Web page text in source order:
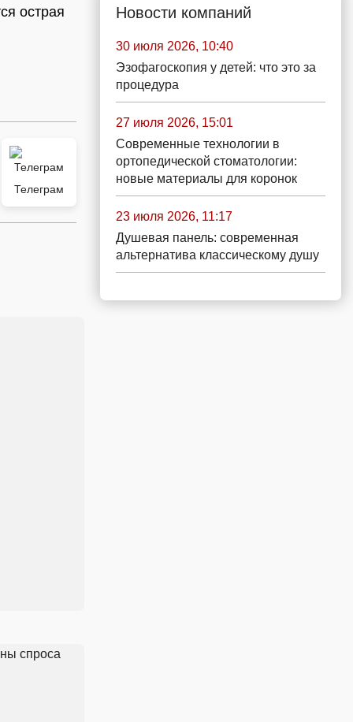
острая
Телеграм
Новости компаний
30 июля 2026, 10:40
Эзофагоскопия у детей: что это за
процедура
27 июля 2026, 15:01
Современные технологии в
ортопедической стоматологии:
новые материалы для коронок
23 июля 2026, 11:17
Душевая панель: современная
альтернатива классическому душу